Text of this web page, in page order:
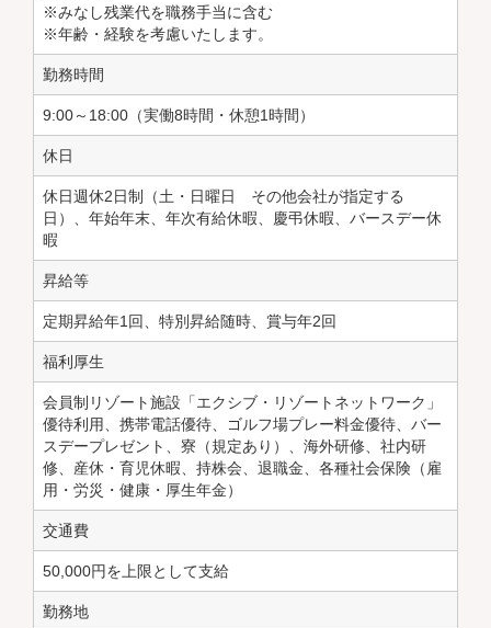
※みなし残業代を職務手当に含む
※年齢・経験を考慮いたします。
勤務時間
9:00～18:00（実働8時間・休憩1時間）
休日
休日週休2日制（土・日曜日 その他会社が指定する
日）、年始年末、年次有給休暇、慶弔休暇、バースデー休
暇
昇給等
定期昇給年1回、特別昇給随時、賞与年2回
福利厚生
会員制リゾート施設「エクシブ・リゾートネットワーク」
優待利用、携帯電話優待、ゴルフ場プレー料金優待、バー
スデープレゼント、寮（規定あり）、海外研修、社内研
修、産休・育児休暇、持株会、退職金、各種社会保険（雇
用・労災・健康・厚生年金）
交通費
50,000円を上限として支給
勤務地